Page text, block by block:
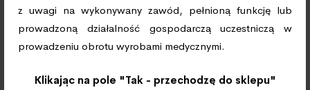
z uwagi na wykonywany zawód, pełnioną funkcję lub
prowadzoną działalność gospodarczą uczestniczą w
prowadzeniu obrotu wyrobami medycznymi.
Klikając na pole "Tak - przechodzę do sklepu"